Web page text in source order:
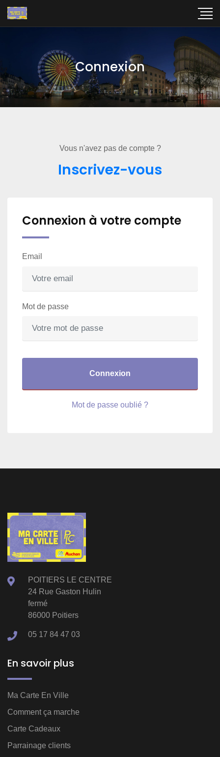
Connexion
Vous n'avez pas de compte ?
Inscrivez-vous
Connexion à votre compte
Email
Mot de passe
Connexion
Mot de passe oublié ?
POITIERS LE CENTRE
24 Rue Gaston Hulin
fermé
86000 Poitiers
05 17 84 47 03
En savoir plus
Ma Carte En Ville
Comment ça marche
Carte Cadeaux
Parrainage clients